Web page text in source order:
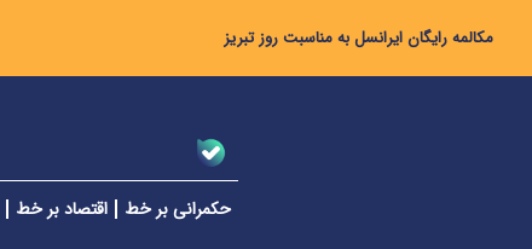
مکالمه رایگان ایرانسل به مناسبت روز تبریز
حکمرانی بر خط اقتصاد بر خط